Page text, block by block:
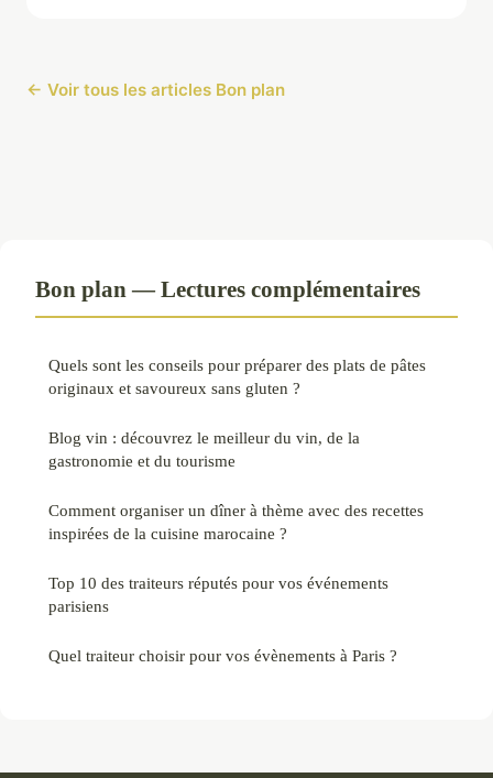
← Voir tous les articles Bon plan
Bon plan — Lectures complémentaires
Quels sont les conseils pour préparer des plats de pâtes
originaux et savoureux sans gluten ?
Blog vin : découvrez le meilleur du vin, de la
gastronomie et du tourisme
Comment organiser un dîner à thème avec des recettes
inspirées de la cuisine marocaine ?
Top 10 des traiteurs réputés pour vos événements
parisiens
Quel traiteur choisir pour vos évènements à Paris ?